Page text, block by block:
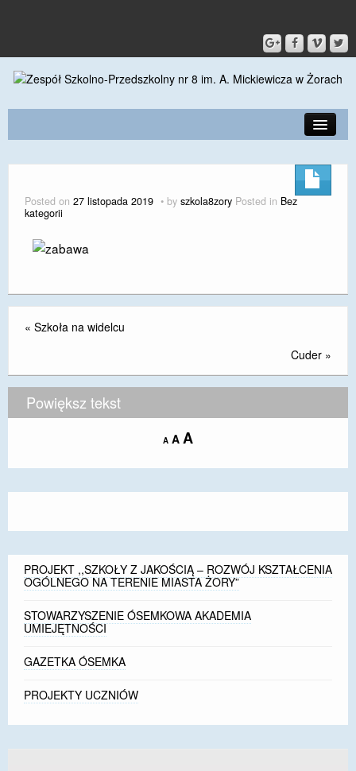
KONTAKT
DLA RODZICÓW I UCZNIÓW
DOSTĘPNOŚĆ
POLITYKA PRYWATNOŚCI
KSZTAŁCENIA OGÓLNEGO NA TERENIE MIASTA
ŻORY”
mLegitymacja
Posted on 27 listopada 2019 by szkola8zory Posted in Bez
kategorii
« Szkoła na widelcu
Cuder »
Powiększ tekst
A Decrease
size.
A Reset
size.
AIncrease
size.
PROJEKT ,,SZKOŁY Z JAKOŚCIĄ – ROZWÓJ KSZTAŁCENIA
OGÓLNEGO NA TERENIE MIASTA ŻORY”
STOWARZYSZENIE ÓSEMKOWA AKADEMIA
UMIEJĘTNOŚCI
GAZETKA ÓSEMKA
PROJEKTY UCZNIÓW